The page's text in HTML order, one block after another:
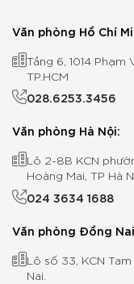
Văn phòng Hồ Chí
Tầng 6, 1014
TP.HCM
028.6253.3456
Văn phòng Hà Nội:
Lô 2-8B KCN
Hoàng Mai, TP Hà
024 3634 1688
Văn phòng Đồng
Lô số 33, KCN
Nai.